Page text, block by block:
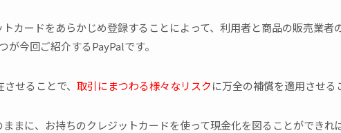
トカードをあらかじめ登録することによって、利用者と商品の販売業者
が今回ご紹介するPayPalです。
せることで、 取引にまつわる様々なリスクに万全の補償を適用させる
ままに、お持ちのクレジットカードを使って現金化を図ることができれ